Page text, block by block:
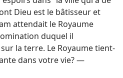
Dieu est le bâtisseur et
attendait le Royaume
duquel il
la terre. Le Royaume tient-​
dans votre vie? —